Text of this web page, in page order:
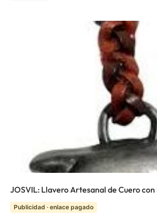
JOSVIL: Llavero Artesanal de Cuero
Publicidad · enlace pagado